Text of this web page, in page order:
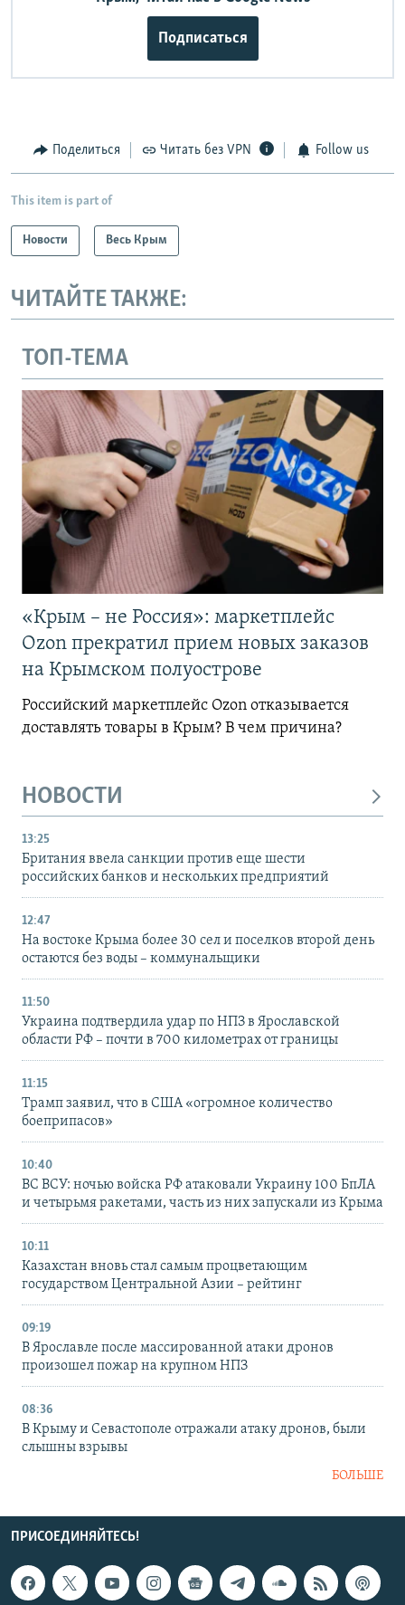
Подписаться
Поделиться Читать без VPN Follow us
This item is part of
Новости Весь Крым
ЧИТАЙТЕ ТАКЖЕ:
ТОП-ТЕМА
«Крым – не Россия»: маркетплейс
Ozon прекратил прием новых заказов
на Крымском полуострове
Российский маркетплейс Ozon отказывается
доставлять товары в Крым? В чем причина?
НОВОСТИ
13:25
Британия ввела санкции против еще шести
российских банков и нескольких предприятий
12:47
На востоке Крыма более 30 сел и поселков второй день
остаются без воды – коммунальщики
11:50
Украина подтвердила удар по НПЗ в Ярославской
области РФ – почти в 700 километрах от границы
11:15
Трамп заявил, что в США «огромное количество
боеприпасов»
10:40
ВС ВСУ: ночью войска РФ атаковали Украину 100 БпЛА
и четырьмя ракетами, часть из них запускали из Крыма
10:11
Казахстан вновь стал самым процветающим
государством Центральной Азии – рейтинг
09:19
В Ярославле после массированной атаки дронов
произошел пожар на крупном НПЗ
08:36
В Крыму и Севастополе отражали атаку дронов, были
слышны взрывы
БОЛЬШЕ
ПРИСОЕДИНЯЙТЕСЬ!